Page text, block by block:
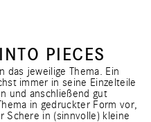
PIECES
das jeweilige Thema. Ein
immer in seine Einzelteile
und anschließend gut
in gedruckter Form vor,
Schere in (sinnvolle) kleine